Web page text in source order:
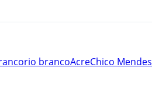
rio brancoAcreChico Mendes